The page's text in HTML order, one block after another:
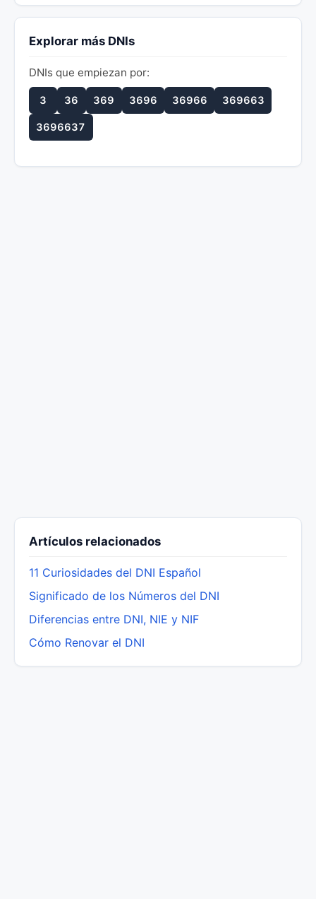
Explorar más DNIs
DNIs que empiezan por:
3 36 369 3696 36966 369663
3696637
Artículos relacionados
11 Curiosidades del DNI Español
Significado de los Números del DNI
Diferencias entre DNI, NIE y NIF
Cómo Renovar el DNI